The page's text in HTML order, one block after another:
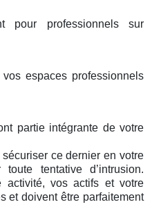
pour professionnels sur
espaces professionnels
partie intégrante de votre
ce dernier en votre
tentative d’intrusion.
activité, vos actifs et votre
et doivent être parfaitement